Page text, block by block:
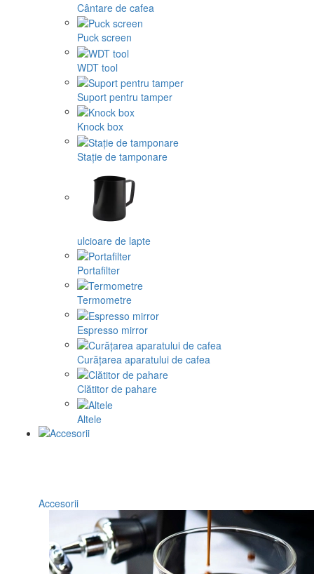
Cântare de cafea
Puck screen
WDT tool
Suport pentru tamper
Knock box
Stație de tamponare
ulcioare de lapte
Portafilter
Termometre
Espresso mirror
Curățarea aparatului de cafea
Clătitor de pahare
Altele
Accesorii